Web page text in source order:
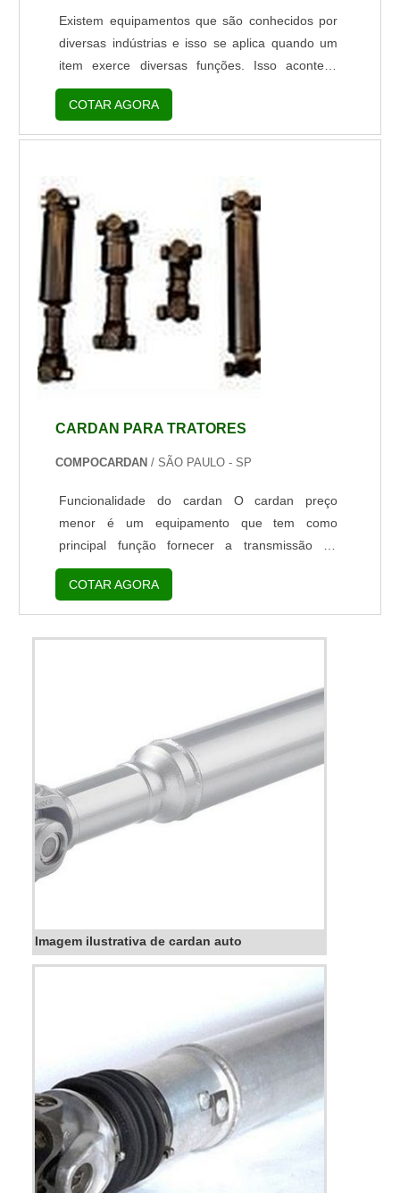
Existem equipamentos que são conhecidos por
diversas indústrias e isso se aplica quando um
item exerce diversas funções. Isso acontece
também com o cardan industrial, equipamento
que é utilizado por muitas indústrias, pois o seu
sistema conta com resistentes travas externas, o
equipamentos que sofrem com grande
instabilidade, pois elas podem se despre...
COTAR AGORA
CARDAN PARA TRATORES
COMPOCARDAN/ SÃO PAULO - SP
Funcionalidade do cardan O cardan preço
menor é um equipamento que tem como
principal função fornecer a transmissão de
independência a forças matrizes. Suas
características tornam-no versátil podendo ser
aplicado em segmentos industriais e
rodoviários.No segmento industrial apresenta
celulose, indústrias alimentícias, indústria
madeireira, entre outras. A...
COTAR AGORA
Imagem ilustrativa de cardan auto